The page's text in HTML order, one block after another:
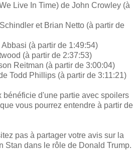
Live In Time) de John Crowley (à
et Brian Netto (à partir de
(à partir de 1:49:54)
(à partir de 2:37:53)
Reitman (à partir de 3:00:04)
Todd Phillips (à partir de 3:11:21)
bénéficie d'une partie avec spoilers
vous pourrez entendre à partir de
pas à partager votre avis sur la
Stan dans le rôle de Donald Trump.